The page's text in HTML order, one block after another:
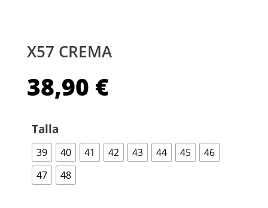
X57 CREMA
38,90 €
Talla
39 40 41 42 43 44 45
46
47
48